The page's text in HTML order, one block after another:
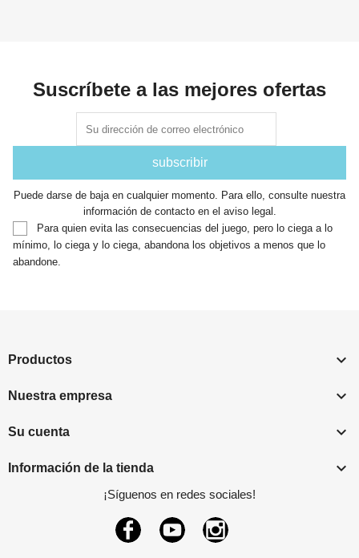
Suscríbete a las mejores ofertas
Puede darse de baja en cualquier momento. Para ello, consulte nuestra
información de contacto en el aviso legal.
Para quien evita las consecuencias del juego, pero lo ciega a lo
mínimo, lo ciega y lo ciega, abandona los objetivos a menos que lo
abandone.
Productos 
Nuestra empresa 
Su cuenta 
Información de la tienda 
¡Síguenos en redes sociales!
FacebookYouTube